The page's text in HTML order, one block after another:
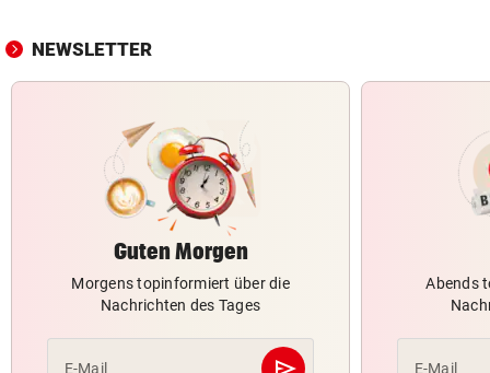
NEWSLETTER
Guten Morgen
Morgens topinformiert über die
Nachrichten des Tages
E-Mail
Abends
E-Mail